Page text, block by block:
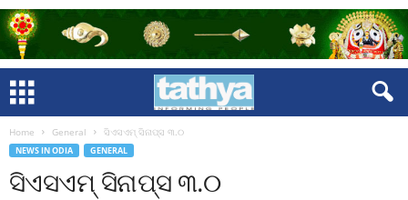
Home General ସିଏସଏମ୍ ସିନାପ୍ସ ୩.୦
NEWS IN ODIA GENERAL
ସିଏସଏମ୍ ସିନାପ୍ସ ୩.୦